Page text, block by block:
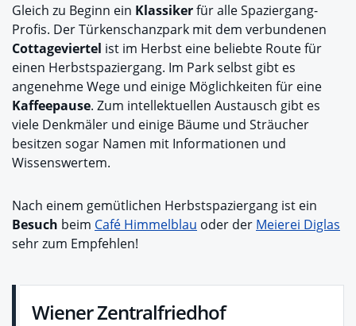
Gleich zu Beginn ein Klassikerfür alle Spaziergang-
Profis. Der Türkenschanzpark mit dem verbundenen
Cottageviertel ist im Herbst eine beliebte Route für
einen Herbstspaziergang. Im Park selbst gibt es
angenehme Wege und einige Möglichkeiten für eine
Kaffeepause. Zum intellektuellen Austausch gibt es
viele Denkmäler und einige Bäume und Sträucher
besitzen sogar Namen mit Informationen und
Wissenswertem.
Nach einem gemütlichen Herbstspaziergang ist ein
Besuch beim Café Himmelblau oder der Meierei Diglas
sehr zum Empfehlen!
Wiener Zentralfriedhof